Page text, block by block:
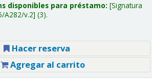
disponibles para préstamo: Signatura
A282/v.2 (3).
Hacer reserva
Agregar al carrito